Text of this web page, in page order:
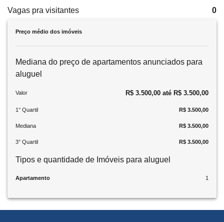
Vagas pra visitantes 0
Preço médio dos imóveis
Mediana do preço de apartamentos anunciados para
aluguel
Valor R$ 3.500,00 até R$ 3.500,00
1° Quartil R$ 3.500,00
Mediana R$ 3.500,00
3° Quartil R$ 3.500,00
Tipos e quantidade de Imóveis para aluguel
Apartamento 1